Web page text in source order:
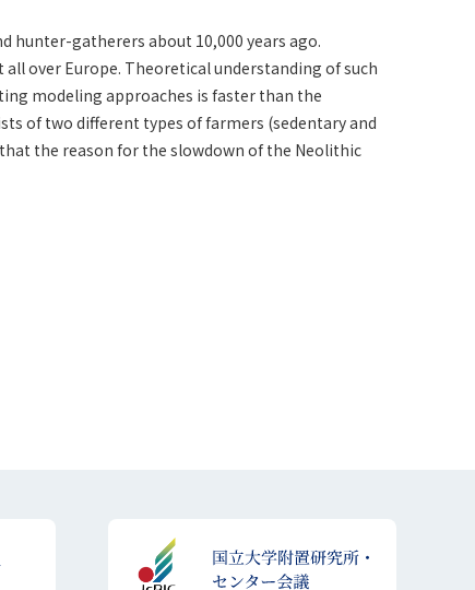
gatherers about 10,000 years ago.
over Europe. Theoretical understanding of such
modeling approaches is faster than the
of two different types of farmers (sedentary and
the reason for the slowdown of the Neolithic